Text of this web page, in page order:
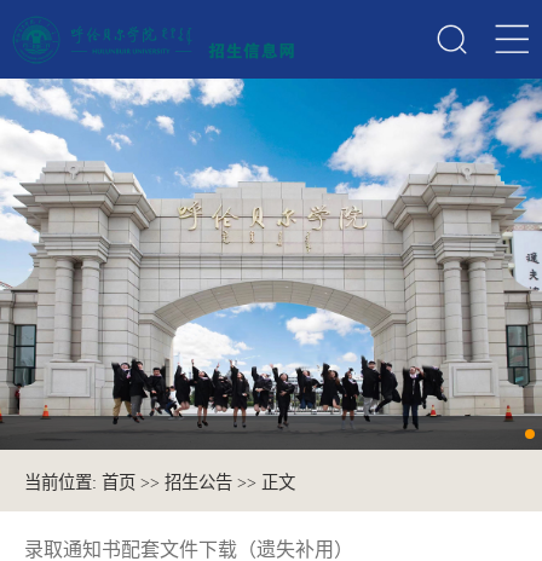
当前位置: 首页 >> 招生公告 >> 正文
录取通知书配套文件下载（遗失补用）